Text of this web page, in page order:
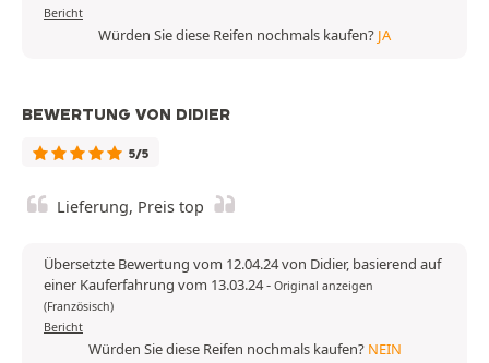
Bericht
Würden Sie diese Reifen nochmals kaufen? JA
BEWERTUNG VON DIDIER
5/5
Lieferung, Preis top
Übersetzte Bewertung vom 12.04.24 von Didier, basierend auf
einer Kauferfahrung vom 13.03.24- Original anzeigen
(Französisch)
Bericht
Würden Sie diese Reifen nochmals kaufen? NEIN